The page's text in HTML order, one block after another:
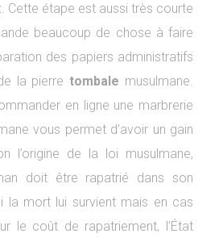
Cette étape est aussi très courte
beaucoup de chose à faire
des papiers administratifs
la pierre tombale musulmane.
en ligne une marbrerie
vous permet d’avoir un gain
l’origine de la loi musulmane,
doit être rapatrié dans son
la mort lui survient mais en cas
le coût de rapatriement, l’État